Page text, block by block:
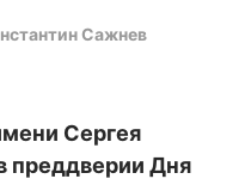
Сажнев
Сергея
преддверии Дня